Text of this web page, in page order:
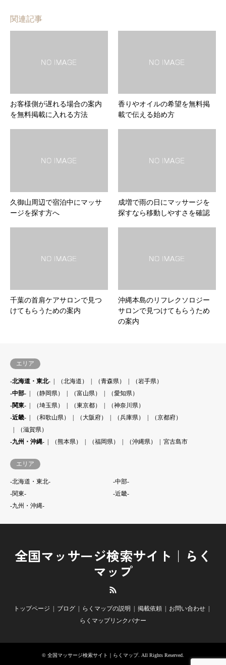
関連記事
お客様側が遅れる場合の案内
を無料掲載に入れる方法
香りやオイルの希望を無料掲
載で伝える始め方
久御山周辺で宿泊中にマッサ
ージを探す方へ
成増で雨の日にマッサージを
探すなら移動しやすさを確認
千葉の首肩ケアサロンで見つ
けてもらうための案内
沖縄本島のリフレクソロジー
サロンで見つけてもらうため
の案内
エリア
-北海道・東北- （北海道） （青森県）
（岩手県）
-中部-
（静岡県） （富山県）
（愛知県）
-関東-
（埼玉県） （東京都）
（神奈川県）
-近畿-
（和歌山県） （大阪府） （兵庫県）
（京都府）
（滋賀県）
-九州・沖縄-
（熊本県） （福岡県） （沖縄県） 宮古島市
エリア
-北海道・東北-
-中部-
-関東-
-近畿-
-九州・沖縄-
全国マッサージ検索サイト｜らく
マップ
トップページ ブログ らくマップの説明 掲載依頼
お問い合わせ
らくマップリンクバナー
© 全国マッサージ検索サイト｜らくマップ. All Rights Reserved.